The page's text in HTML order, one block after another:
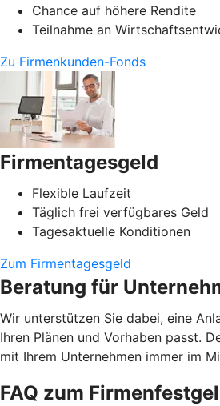
Chance auf höhere Rendite
Teilnahme an
Zu Firmenkunden-Fonds
Firmentagesgeld
Flexible Laufzeit
Täglich frei verfügbares Geld
Tagesaktuelle Konditionen
Zum Firmentagesgeld
Beratung für
Wir unterstützen Sie dabei, eine
Ihren Plänen und Vorhaben passt.
mit Ihrem Unternehmen immer im
FAQ zum